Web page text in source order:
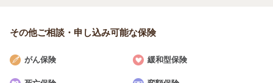
その他ご相談・申し込み可能な保険
がん保険 緩和型保険